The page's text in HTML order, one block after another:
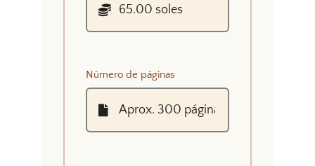
Número de páginas